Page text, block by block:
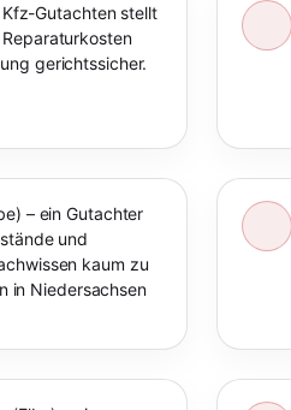
Gutachten stellt
gerichtssicher.
– ein Gutachter
und
kaum zu
in Niedersachsen